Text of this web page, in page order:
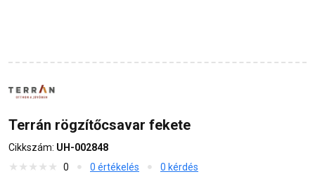
Terrán rögzítőcsavar fekete
Cikkszám: UH-002848
0
0 értékelés 0 kérdés